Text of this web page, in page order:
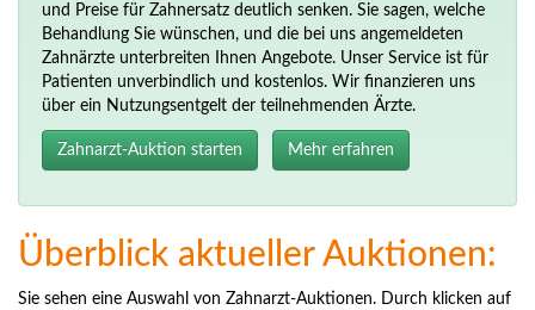
und Preise für Zahnersatz deutlich senken. Sie sagen, welche
Behandlung Sie wünschen, und die bei uns angemeldeten
Zahnärzte unterbreiten Ihnen Angebote. Unser Service ist für
Patienten unverbindlich und kostenlos. Wir finanzieren uns
über ein Nutzungsentgelt der teilnehmenden Ärzte.
Zahnarzt-Auktion starten Mehr erfahren
Überblick aktueller Auktionen:
Sie sehen eine Auswahl von Zahnarzt-Auktionen. Durch klicken auf